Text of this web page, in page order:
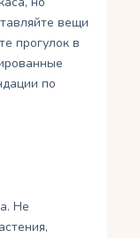
вещи
прогулок в
по
Не